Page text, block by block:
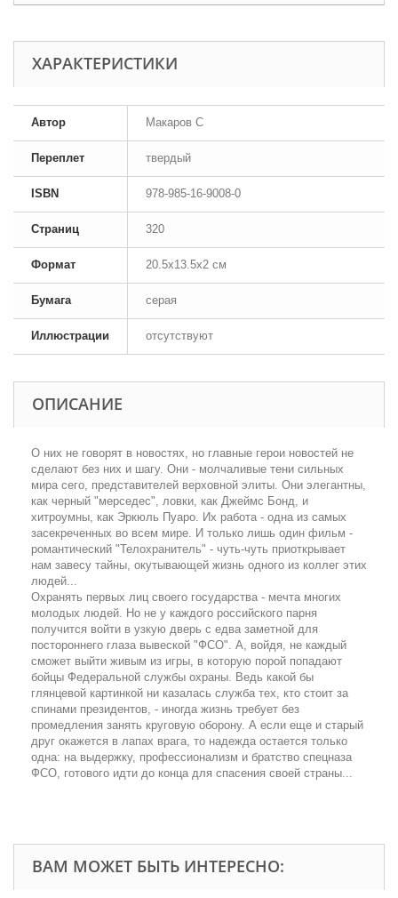
ХАРАКТЕРИСТИКИ
Автор Макаров С
Переплет твердый
ISBN 978-985-16-9008-0
Страниц 320
Формат 20.5x13.5x2 см
Бумага серая
Иллюстрации отсутствуют
ОПИСАНИЕ
О них не говорят в новостях, но главные герои новостей не
сделают без них и шагу. Они - молчаливые тени сильных
мира сего, представителей верховной элиты. Они элегантны,
как черный "мерседес", ловки, как Джеймс Бонд, и
хитроумны, как Эркюль Пуаро. Их работа - одна из самых
засекреченных во всем мире. И только лишь один фильм -
романтический "Телохранитель" - чуть-чуть приоткрывает
нам завесу тайны, окутывающей жизнь одного из коллег этих
людей...
Охранять первых лиц своего государства - мечта многих
молодых людей. Но не у каждого российского парня
получится войти в узкую дверь с едва заметной для
постороннего глаза вывеской "ФСО". А, войдя, не каждый
сможет выйти живым из игры, в которую порой попадают
бойцы Федеральной службы охраны. Ведь какой бы
глянцевой картинкой ни казалась служба тех, кто стоит за
спинами президентов, - иногда жизнь требует без
промедления занять круговую оборону. А если еще и старый
друг окажется в лапах врага, то надежда остается только
одна: на выдержку, профессионализм и братство спецназа
ФСО, готового идти до конца для спасения своей страны...
ВАМ МОЖЕТ БЫТЬ ИНТЕРЕСНО: